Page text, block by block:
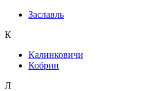
Заславль
К
Калинковичи
Кобрин
Л